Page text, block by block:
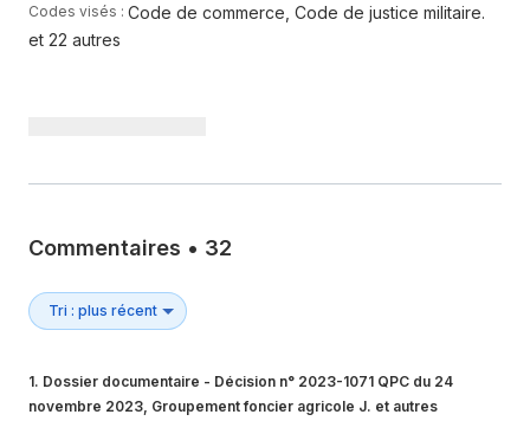
Codes visés : Code de commerce, Code de justice militaire.
et 22 autres
Commentaires • 32
1. Dossier documentaire - Décision n° 2023-1071 QPC du 24
novembre 2023, Groupement foncier agricole J. et autres